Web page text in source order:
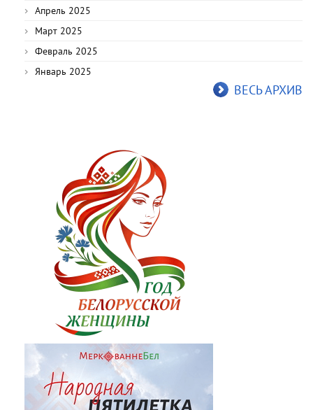
Апрель 2025
Март 2025
Февраль 2025
Январь 2025
ВЕСЬ АРХИВ